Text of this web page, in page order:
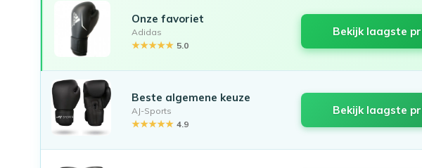
Onze favoriet
Adidas
★★★★★ 5.0
Bekijk laagste
Beste algemene keuze
AJ-Sports
★★★★★ 4.9
Bekijk laagste